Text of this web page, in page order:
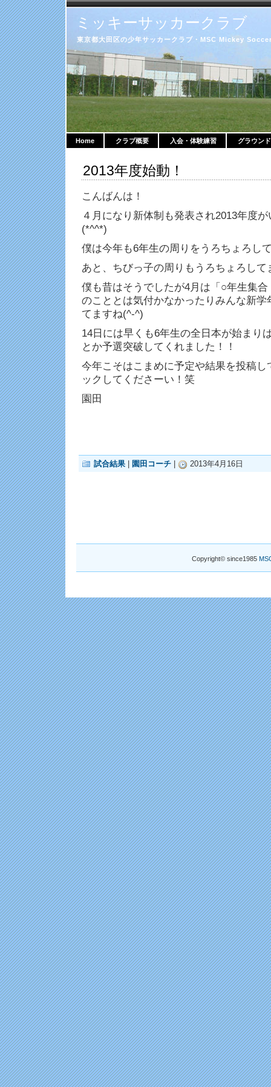
ミッキーサッカークラブ
東京都大田区の少年サッカークラブ・MSC Mickey
Home クラブ概要 入会・体験練習 グラウン
2013年度始動！
こんばんは！
４月になり新体制も発表され2013年度
(*^^*)
僕は今年も6年生の周りをうろちょろし
あと、ちびっ子の周りもうろちょろして
僕も昔はそうでしたが4月は「○年生集
のこととは気付かなかったりみんな新
てますね(^-^)
14日には早くも6年生の全日本が始まり
とか予選突破してくれました！！
今年こそはこまめに予定や結果を投稿
ックしてくださーい！笑
園田
試合結果 園田コーチ 2013年4月16日
Copyright© since1985